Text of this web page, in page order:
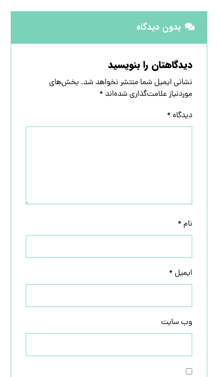
بدون دیدگاه
دیدگاهتان را بنویسید
نشانی ایمیل شما منتشر نخواهد شد. بخش‌های
موردنیاز علامت‌گذاری شده‌اند *
دیدگاه *
نام *
ایمیل *
وب‌ سایت